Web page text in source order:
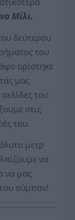
Μίλι.
δεύτερου
του
ορίστηκε
μας
του
στις
του.
μετρ
να
να μας
του σύμπαν!